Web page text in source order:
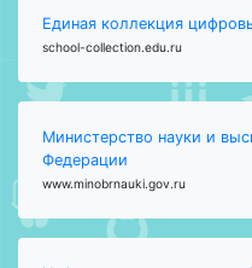
Единая коллекция
school-collection.edu.ru
Министерство науки и
Федерации
www.minobrnauki.gov.ru